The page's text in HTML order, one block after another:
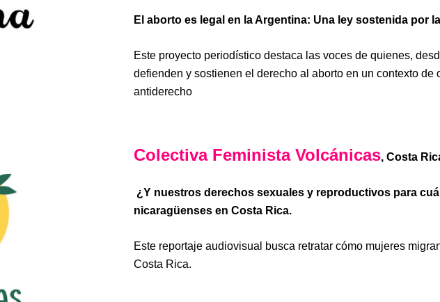
El aborto es legal en la Argentina: Una ley sostenida por
Este proyecto periodístico destaca las voces de quienes,
defienden y sostienen el derecho al aborto en un contexto de
antiderecho
Colectiva Feminista Volcánicas, Costa
¿Y nuestros derechos sexuales y reproductivos para
nicaragüenses en Costa Rica.
Este reportaje audiovisual busca retratar cómo mujeres
Costa Rica.